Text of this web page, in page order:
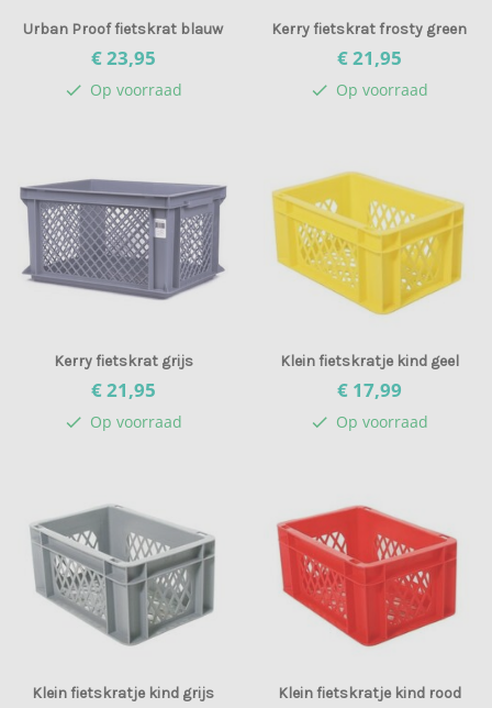
Urban Proof fietskrat blauw
€ 23,95
check Op voorraad
Kerry fietskrat frosty green
€ 21,95
check Op voorraad
Kerry fietskrat grijs
€ 21,95
check Op voorraad
Klein fietskratje kind geel
€ 17,99
check Op voorraad
Klein fietskratje kind grijs Klein fietskratje kind rood